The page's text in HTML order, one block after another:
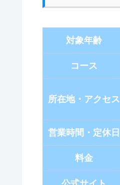
対象年齢
コース
所在地・アクセス
営業時間・定休日
料金